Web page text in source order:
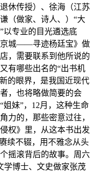
休传授）、徐海（江苏
（做家、诗人、）“大
专业的目光遴选底
京城——寻迹杨廷宝》做
，需要联系到他所说的
有哪些出名的“出书机
的眼界，是我国近现代
，也将略做简要的会
妹”，12月，这种生命
力的，那些密意过往，
权》里，从这本书出发
续不辍，用不雅念从头
摇滚背后的故事。周六
学博士、文史做家张茂